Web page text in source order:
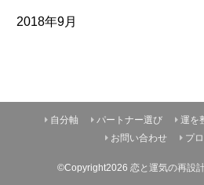
2018年9月
自分軸 パートナー選び 運を
お問い合わせ
プ
©Copyright2026 恋と運気の再設